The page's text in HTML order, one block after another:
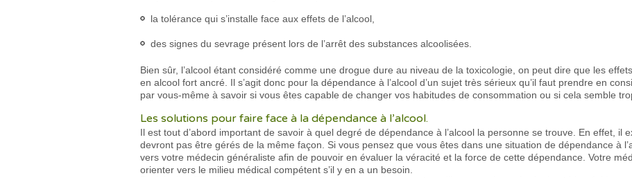
la tolérance qui s’installe face aux effets de l’alcool,
des signes du sevrage présent lors de l’arrêt des substances alcoolisées.
Bien sûr, l’alcool étant considéré comme une drogue dure au niveau de la toxicologie, on peut dire que les
en alcool fort ancré. Il s’agit donc pour la dépendance à l’alcool d’un sujet très sérieux qu’il faut prendre en
par vous-même à savoir si vous êtes capable de changer vos habitudes de consommation ou si cela semble
Les solutions pour faire face à la dépendance à l’alcool.
Il est tout d’abord important de savoir à quel degré de dépendance à l’alcool la personne se trouve. En effet, il
devront pas être gérés de la même façon. Si vous pensez que vous êtes dans une situation de dépendance à
vers votre médecin généraliste afin de pouvoir en évaluer la véracité et la force de cette dépendance. Votre
orienter vers le milieu médical compétent s’il y en a un besoin.